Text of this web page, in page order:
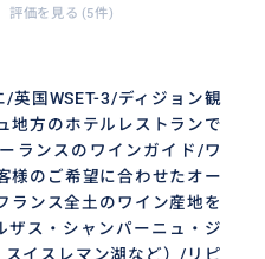
評価を見る (5件)
英国WSET-3/ディジョン観
地方のホテルレストランで
ランスのワインガイド/ワ
様のご希望に合わせたオー
ランス全土のワイン産地を
ザス・シャンパーニュ・ジ
イスレマン湖など）/リピ